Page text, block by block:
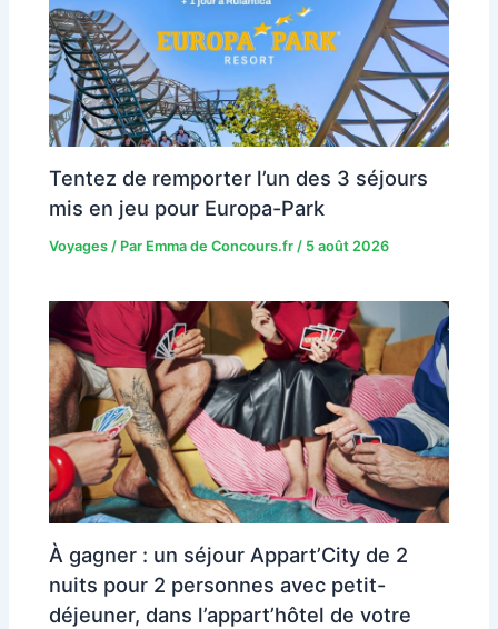
Tentez de remporter l’un des 3 séjours
mis en jeu pour Europa-Park
Voyages / Par Emma de Concours.fr / 5 août 2026
À gagner : un séjour Appart’City de 2
nuits pour 2 personnes avec petit-
déjeuner, dans l’appart’hôtel de votre